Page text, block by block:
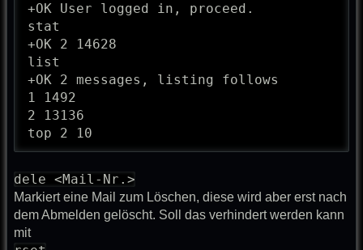
+OK User logged in, proceed.
stat
+OK 2 14628
list
+OK 2 messages, listing follows
1 1492
2 13136
top 2 10
dele <Mail-Nr.>
Markiert eine Mail zum Löschen, diese wird aber erst nach
dem Abmelden gelöscht. Soll das verhindert werden kann
mit